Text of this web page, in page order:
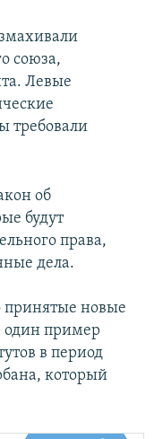
союза,
Левые
требовали
об
будут
права,
дела.
принятые новые
один пример
в период
который